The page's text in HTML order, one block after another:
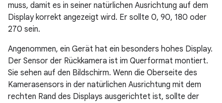
muss, damit es in seiner natürlichen Ausrichtung auf dem
Display korrekt angezeigt wird. Er sollte 0, 90, 180 oder
270 sein.
Angenommen, ein Gerät hat ein besonders hohes Display.
Der Sensor der Rückkamera ist im Querformat montiert.
Sie sehen auf den Bildschirm. Wenn die Oberseite des
Kamerasensors in der natürlichen Ausrichtung mit dem
rechten Rand des Displays ausgerichtet ist, sollte der